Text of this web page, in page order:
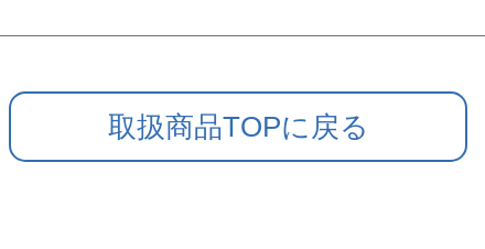
取扱商品TOPに戻る